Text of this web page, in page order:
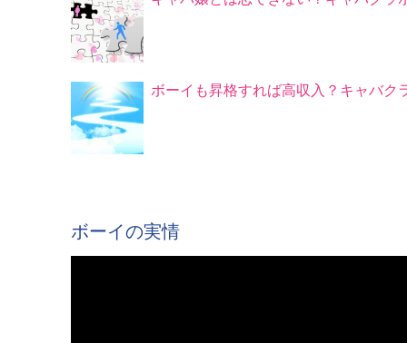
ボーイも昇格すれば高収入？キャバク
ボーイの実情